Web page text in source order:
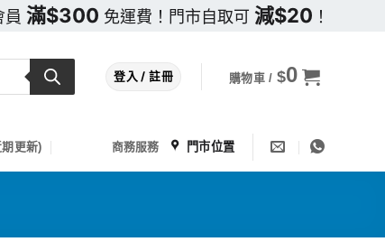
員 滿$300 免運費！門市自取可 減$20 ！
登入 / 註冊 購物車 / $0
更新) 商務服務 門市位置